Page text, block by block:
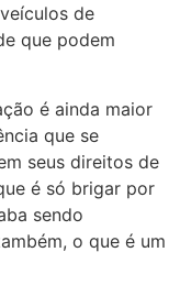
de
que podem
é ainda maior
que se
seus direitos de
é só brigar por
sendo
o que é um